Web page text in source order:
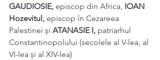
GAUDIOSIE, episcop din Africa, IOAN
Hozevitul, episcop în Cezareea
Palestinei și ATANASIE I, patriarhul
Constantinopolului (secolele al V-lea, al
VI-lea și al XIV-lea)